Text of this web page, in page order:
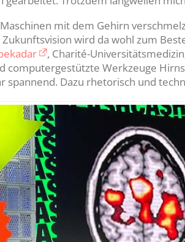
mit dem Gehirn
wird da wohl zum
, Charité-
computergestützte Werkzeuge
spannend. Dazu rhetorisch und